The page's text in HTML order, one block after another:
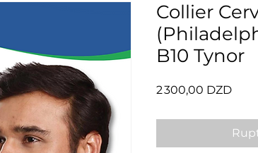
Collier
B10 Tynor
2 300,00 DZDPrix